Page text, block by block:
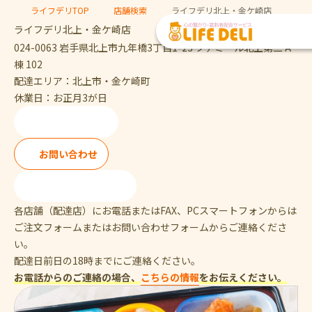
ライフデリTOP 店舗検索 ライフデリ北上・金ケ崎店
ライフデリ北上・金ケ崎店
024-0063 岩手県北上市九年橋3丁目1-23 ファミール北上第二 A
棟 102
配達エリア：北上市・金ケ崎町
休業日：お正月3が日
お問い合わせ
各店舗（配達店）にお電話またはFAX、PCスマートフォンからは
ご注文フォームまたはお問い合わせフォームからご連絡くださ
い。
配達日前日の18時までにご連絡ください。
お電話からのご連絡の場合、 こちらの情報をお伝えください。